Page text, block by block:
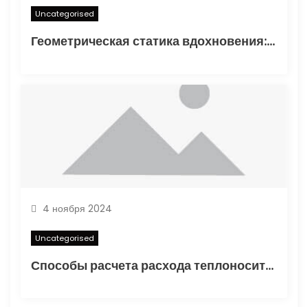
Uncategorised
Геометрическая статика вдохновения: туннелирование карандаша как проявление синдромом отложенного существования
4 ноября 2024
Uncategorised
Способы расчета расхода теплоносителя для системы отопления